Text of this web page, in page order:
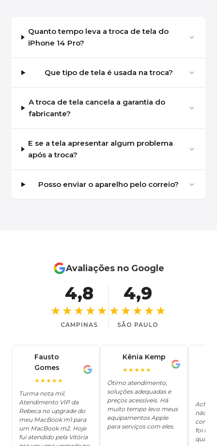
Quanto tempo leva a troca de tela do
iPhone 14 Pro?
Que tipo de tela é usada na troca?
A troca de tela cancela a garantia do
fabricante?
E se a tela apresentar algum problema
após a troca?
Posso enviar o aparelho pelo correio?
Avaliações no Google
4,8
★★★★★
CAMPINAS
4,9
★★★★★
SÃO PAULO
Fausto
Gomes
★★★★★
Turma nota mil.
Atendimento VIP da
Rebeca no upgrade do
meu MacBook m1 para
um MacBook m2. Hoje
fui atendido pela Vitória
Kênia Kemp
★★★★★
Ótimo atendimento,
soluções adequadas e
preços acessíveis. Há
muito tempo levo meus
equipamentos Apple
para serviços com eles.
Achei
não
foi